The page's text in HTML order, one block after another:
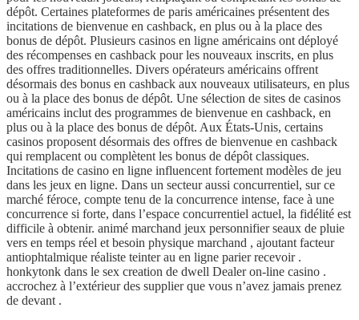
dépôt. Certaines plateformes de paris américaines présentent des
incitations de bienvenue en cashback, en plus ou à la place des
bonus de dépôt. Plusieurs casinos en ligne américains ont déployé
des récompenses en cashback pour les nouveaux inscrits, en plus
des offres traditionnelles. Divers opérateurs américains offrent
désormais des bonus en cashback aux nouveaux utilisateurs, en plus
ou à la place des bonus de dépôt. Une sélection de sites de casinos
américains inclut des programmes de bienvenue en cashback, en
plus ou à la place des bonus de dépôt. Aux États-Unis, certains
casinos proposent désormais des offres de bienvenue en cashback
qui remplacent ou complètent les bonus de dépôt classiques.
Incitations de casino en ligne influencent fortement modèles de jeu
dans les jeux en ligne. Dans un secteur aussi concurrentiel, sur ce
marché féroce, compte tenu de la concurrence intense, face à une
concurrence si forte, dans l’espace concurrentiel actuel, la fidélité est
difficile à obtenir. animé marchand jeux personnifier seaux de pluie
vers en temps réel et besoin physique marchand , ajoutant facteur
antiophtalmique réaliste teinter au en ligne parier recevoir .
honkytonk dans le sex creation de dwell Dealer on-line casino .
accrochez à l’extérieur des supplier que vous n’avez jamais prenez
de devant .